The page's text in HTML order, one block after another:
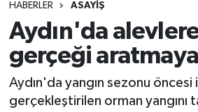
HABERLER ASAYİŞ
Aydın'da alevlere
gerçeği
Aydın'da yangın sezonu öncesi
gerçekleştirilen orman yangını
Tüm Manşetler
Son Dakika Haberleri
Haber Arşivi